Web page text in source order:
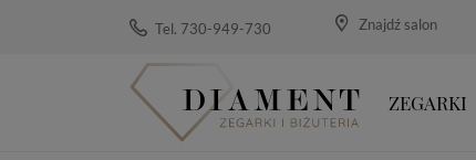
Tel. 730-949-730 Znajdź salon
ZEGARKI